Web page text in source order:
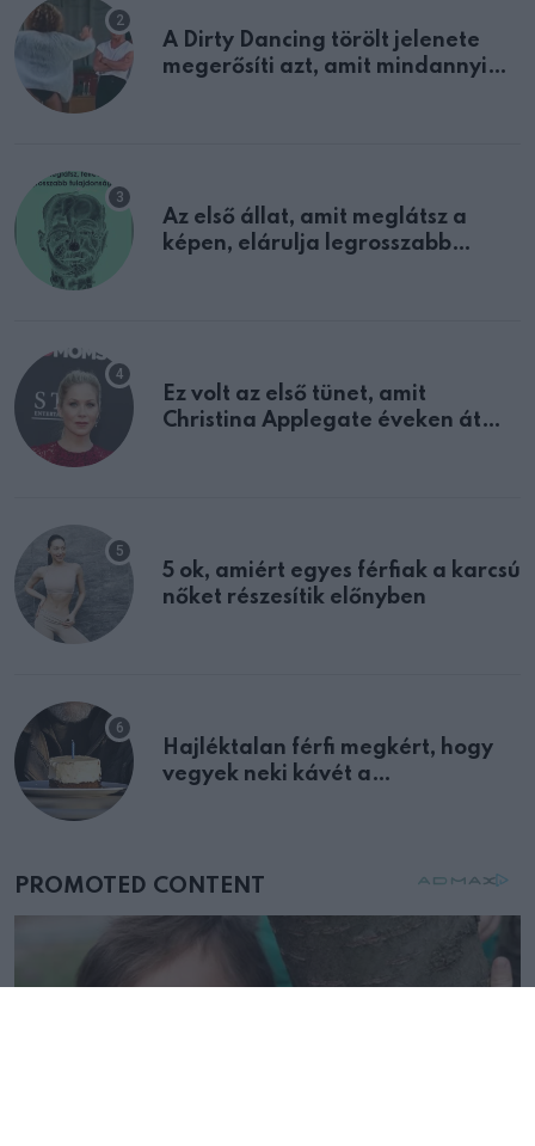
A Dirty Dancing törölt jelenete
megerősíti azt, amit mindannyian
Az első állat, amit meglátsz a
képen, elárulja legrosszabb
Ez volt az első tünet, amit
Christina Applegate éveken át
5 ok, amiért egyes férfiak a karcsú
nőket részesítik előnyben
Hajléktalan férfi megkért, hogy
vegyek neki kávét a